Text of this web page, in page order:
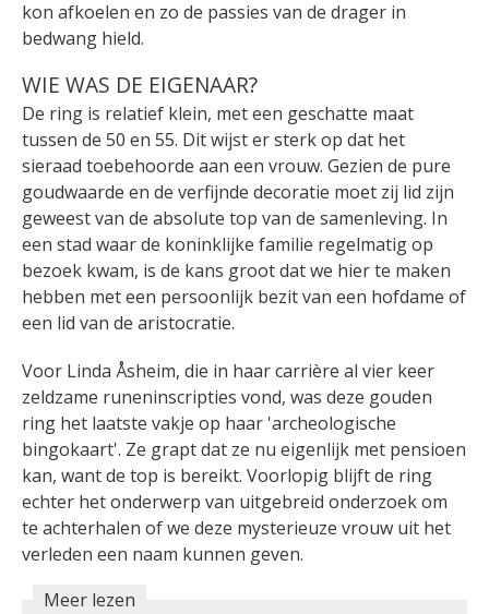
kon afkoelen en zo de passies van de drager in
bedwang hield.
WIE WAS DE EIGENAAR?
De ring is relatief klein, met een geschatte maat
tussen de 50 en 55. Dit wijst er sterk op dat het
sieraad toebehoorde aan een vrouw. Gezien de pure
goudwaarde en de verfijnde decoratie moet zij lid zijn
geweest van de absolute top van de samenleving. In
een stad waar de koninklijke familie regelmatig op
bezoek kwam, is de kans groot dat we hier te maken
hebben met een persoonlijk bezit van een hofdame of
een lid van de aristocratie.
Voor Linda Åsheim, die in haar carrière al vier keer
zeldzame runeninscripties vond, was deze gouden
ring het laatste vakje op haar 'archeologische
bingokaart'. Ze grapt dat ze nu eigenlijk met pensioen
kan, want de top is bereikt. Voorlopig blijft de ring
echter het onderwerp van uitgebreid onderzoek om
te achterhalen of we deze mysterieuze vrouw uit het
verleden een naam kunnen geven.
Meer lezen